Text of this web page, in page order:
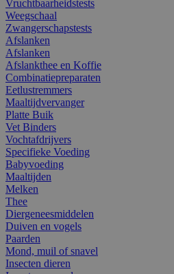
Vruchtbaarheidstests
Weegschaal
Zwangerschapstests
Afslanken
Afslanken
Afslankthee en Koffie
Combinatiepreparaten
Eetlustremmers
Maaltijdvervanger
Platte Buik
Vet Binders
Vochtafdrijvers
Specifieke Voeding
Babyvoeding
Maaltijden
Melken
Thee
Diergeneesmiddelen
Duiven en vogels
Paarden
Mond, muil of snavel
Insecten dieren